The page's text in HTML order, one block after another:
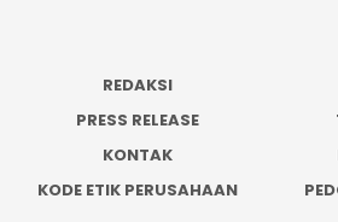
REDAKSI
PRESS RELEASE
KONTAK
KODE ETIK PERUSAHAAN